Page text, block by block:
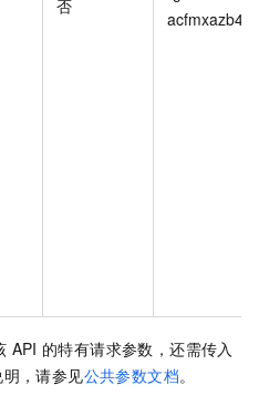
否
API 的特有请求参数，还需传入
，请参见公共参数文档。